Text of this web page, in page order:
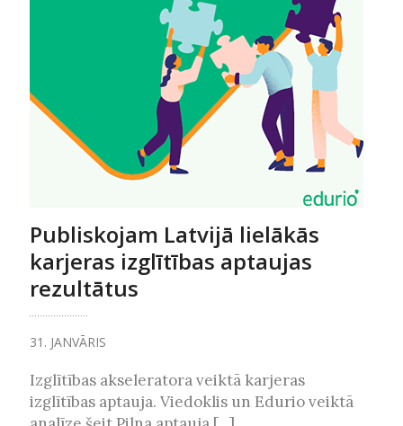
Publiskojam Latvijā lielākās
karjeras izglītības aptaujas
rezultātus
31. JANVĀRIS
Izglītības akseleratora veiktā karjeras
izglītības aptauja. Viedoklis un Edurio veiktā